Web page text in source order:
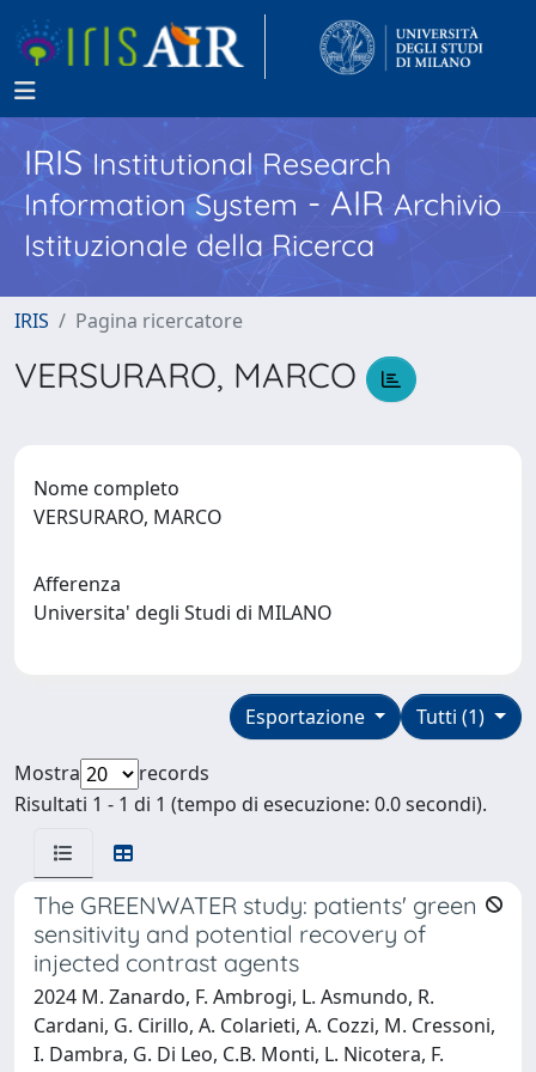
IRISInstitutional Research
Information System - AIR Archivio
Istituzionale della Ricerca
IRIS Pagina ricercatore
VERSURARO, MARCO
Nome completo
VERSURARO, MARCO
Afferenza
Universita' degli Studi di MILANO
Tutti (1)
Esportazione
Mostra
records
Risultati 1 - 1 di 1 (tempo di esecuzione: 0.0 secondi).
The GREENWATER study: patients' green
sensitivity and potential recovery of
injected contrast agents
2024 M. Zanardo, F. Ambrogi, L. Asmundo, R.
Cardani, G. Cirillo, A. Colarieti, A. Cozzi, M. Cressoni,
I. Dambra, G. Di Leo, C.B. Monti, L. Nicotera, F.